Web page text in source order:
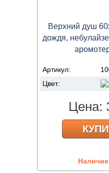
Верхний душ
дождя,
Артикул:
Цвет:
Цена: